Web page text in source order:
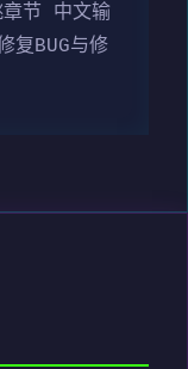
章节 中文输
复BUG与修